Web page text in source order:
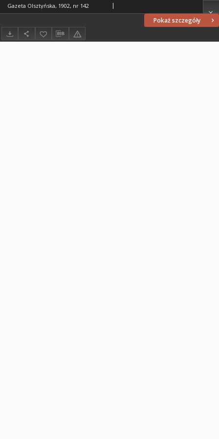
Pokaż szczegóły
Gazeta Olsztyńska, 1902, nr 142